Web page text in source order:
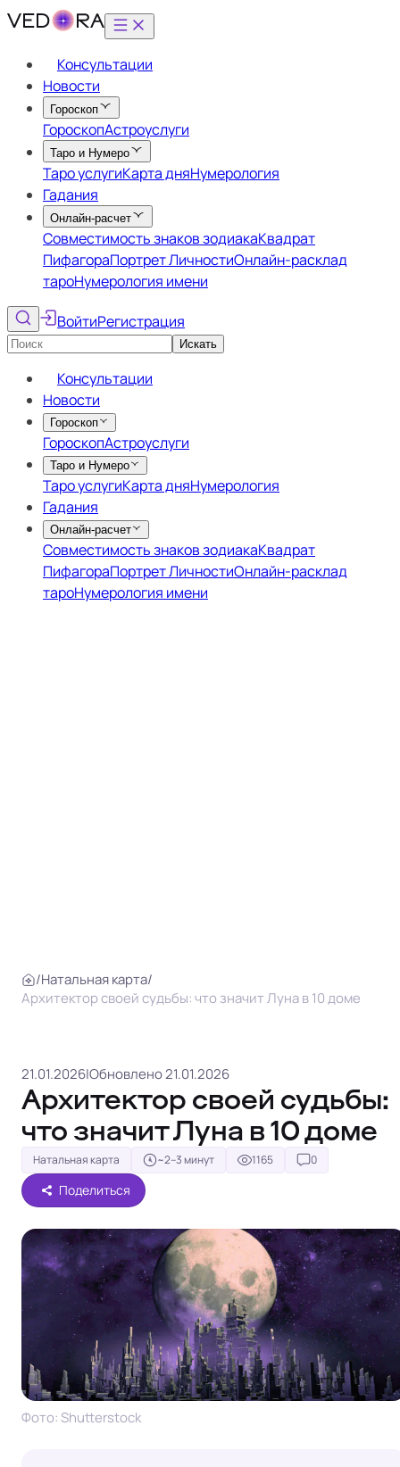
/Натальная карта/
Архитектор своей судьбы: что значит Луна в 10 доме
21.01.2026|Обновлено 21.01.2026
Архитектор своей судьбы:
что значит Луна в 10 доме
Натальная карта ~2–3 минут 1165 0
Поделиться
Фото: Shutterstock